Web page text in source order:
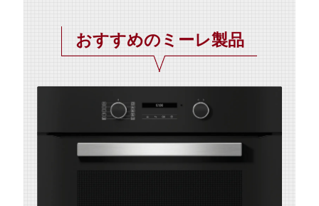
おすすめのミーレ製品